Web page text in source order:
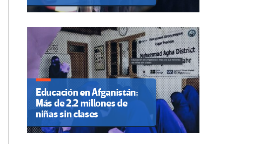
Educación en Afganistán:
Más de 2.2 millones de
niñas sin clases